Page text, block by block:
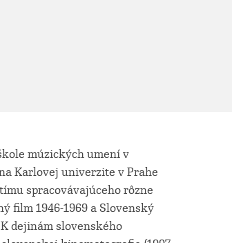
múzických umení v
Karlovej univerzite v Prahe
spracovávajúceho rôzne
film 1946-1969 a Slovenský
dejinám slovenského